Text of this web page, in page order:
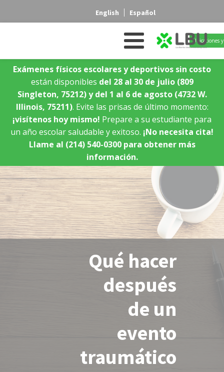
English Español
Ubicaciones
Exámenes físicos escolares y deportivos sin costo
están disponibles del 28 al 30 de julio (809
Singleton, 75212) y del 1 al 6 de agosto (4732 W.
Illinois, 75211). Evite las prisas de último momento:
¡visítenos hoy mismo! Prepare a su estudiante para
un año escolar saludable y exitoso. ¡No necesita cita!
Llame al (214) 540-0300 para obtener más
información.
Qué hacer
después
de un
evento
traumático